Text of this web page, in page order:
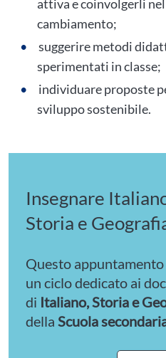
attiva e coinvolgerli
cambiamento;
suggerire metodi
sperimentati in classe;
individuare proposte
sviluppo sostenibile.
Insegnare
Storia e
Questo
un ciclo dedicato ai
di Italiano, Storia e
della Scuola